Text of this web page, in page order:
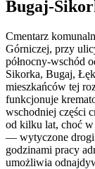
Bugaj-
Cmentarz
Górniczej, przy
północny-wschód
Sikorka, Bugaj,
mieszkańców tej
funkcjonuje
wschodniej części
od kilku lat, choć w
— wytyczone drogi
godzinami pracy
umożliwia